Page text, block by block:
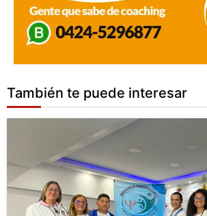
También te puede interesar